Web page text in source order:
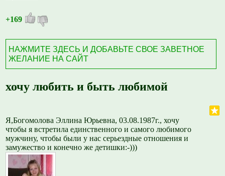
+169
НАЖМИТЕ ЗДЕСЬ И ДОБАВЬТЕ СВОЕ ЗАВЕТНОЕ
ЖЕЛАНИЕ НА САЙТ
хочу любить и быть любимой
Я,Богомолова Эллина Юрьевна, 03.08.1987г., хочу
чтобы я встретила единственного и самого любимого
мужчину, чтобы были у нас серьездные отношения и
замужество и конечно же детишки:-)))